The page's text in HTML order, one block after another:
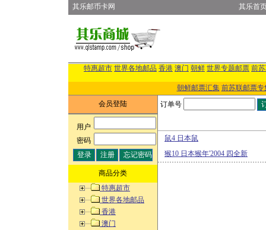
其乐邮币卡网 其乐首
特惠超市 世界各地邮品 香港 澳门 朝鲜 世界专题邮票 前
朝鲜邮票汇集 前苏联邮票专
会员登陆
用户:
密码:
商品分类
特惠超市
世界各地邮品
香港
澳门
订单号
鼠4 日本鼠
猴10 日本猴年'2004 四全新